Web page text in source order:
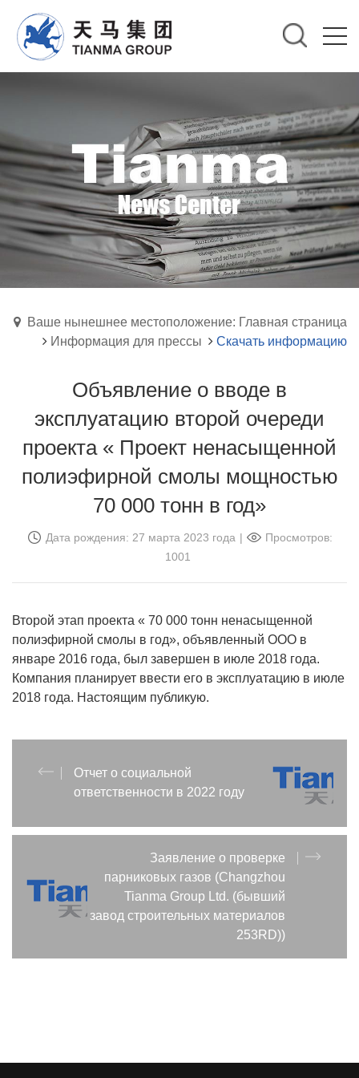
Ваше нынешнее местоположение: Главная страница
Информация для прессы
Скачать информацию
Объявление о вводе в
эксплуатацию второй очереди
проекта « Проект ненасыщенной
полиэфирной смолы мощностью
70 000 тонн в год»
Дата рождения: 27 марта 2023 года |
Просмотров:
1001
Второй этап проекта « 70 000 тонн ненасыщенной
полиэфирной смолы в год», объявленный ООО в
январе 2016 года, был завершен в июле 2018 года.
Компания планирует ввести его в эксплуатацию в июле
2018 года. Настоящим публикую.
Отчет о социальной
ответственности в 2022 году
Заявление о проверке
парниковых газов (Changzhou
Tianma Group Ltd. (бывший
завод строительных материалов
253RD))